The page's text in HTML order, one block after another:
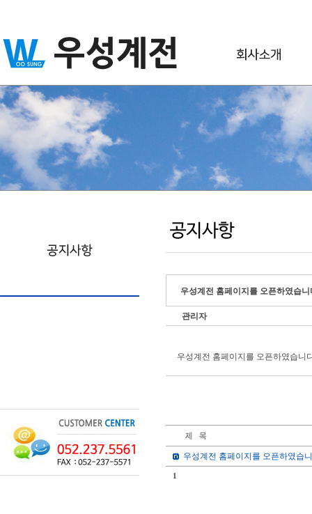
우성계전 홈페이지를 오픈하였습니
관리자
우성계전 홈페이지를 오픈하였습니
우성계전 홈페이지를 오픈하였습
1